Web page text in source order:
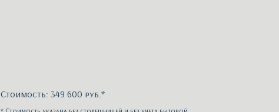
Стоимость: 349 600 руб.*